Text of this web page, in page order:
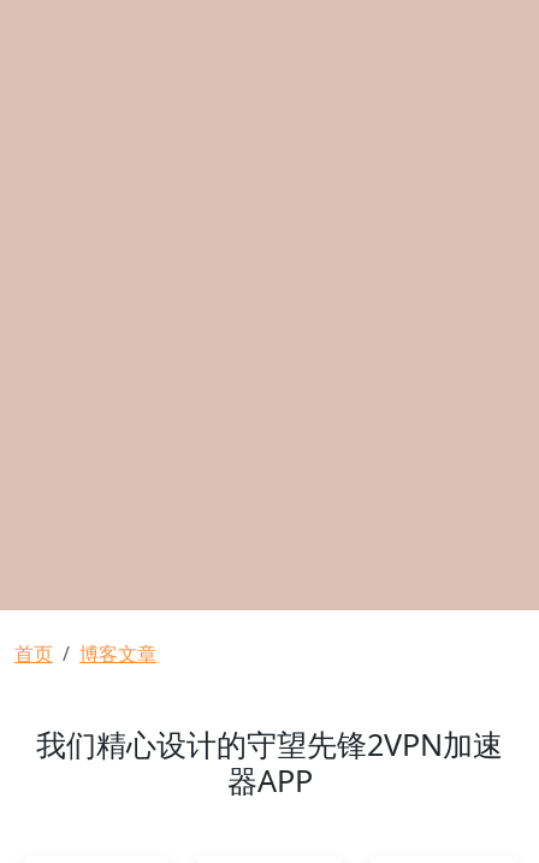
面包屑
首页 博客文章
我们精心设计的守望先锋2VPN加速
器APP